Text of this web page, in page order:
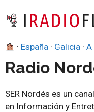
· España · Galicia ·A
Radio
SER Nordés es un
en Información y